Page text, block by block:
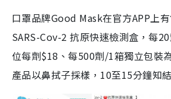
口罩品牌Good Mask在官方APP上
SARS-Cov-2 抗原快速檢測盒，每
位每劑$18、每500劑/1箱獨立包裝
產品以鼻拭子採樣，10至15分鐘知